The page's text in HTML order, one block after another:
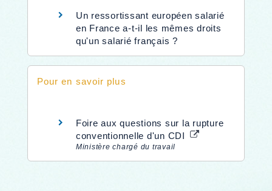
Un ressortissant européen salarié
en France a-t-il les mêmes droits
qu'un salarié français ?
Pour en savoir plus
Foire aux questions sur la rupture
conventionnelle d'un CDI
Ministère chargé du travail